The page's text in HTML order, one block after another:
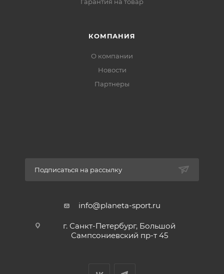
КОМПАНИЯ
О компании
Новости
Партнеры
Подписаться на рассылку
info@planeta-sport.ru
г. Санкт-Петербург, Большой
Сампсониевский пр-т 45